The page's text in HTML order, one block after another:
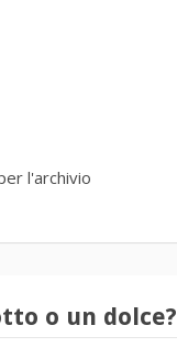
l'archivio
o un dolce?